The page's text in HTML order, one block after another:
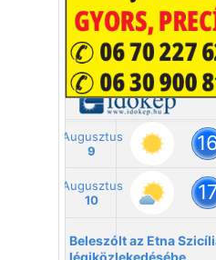
Újságlapozó
A nagyvilág képekben